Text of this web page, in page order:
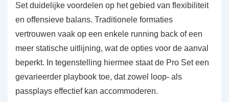
Set duidelijke voordelen op het gebied van flexibiliteit
en offensieve balans. Traditionele formaties
vertrouwen vaak op een enkele running back of een
meer statische uitlijning, wat de opties voor de aanval
beperkt. In tegenstelling hiermee staat de Pro Set een
gevarieerder playbook toe, dat zowel loop- als
passplays effectief kan accommoderen.